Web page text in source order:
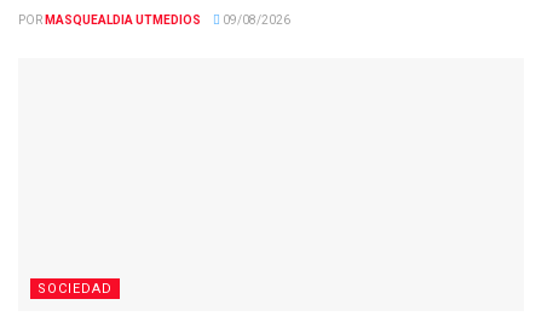
POR MASQUEALDIA UTMEDIOS 09/08/2026
SOCIEDAD